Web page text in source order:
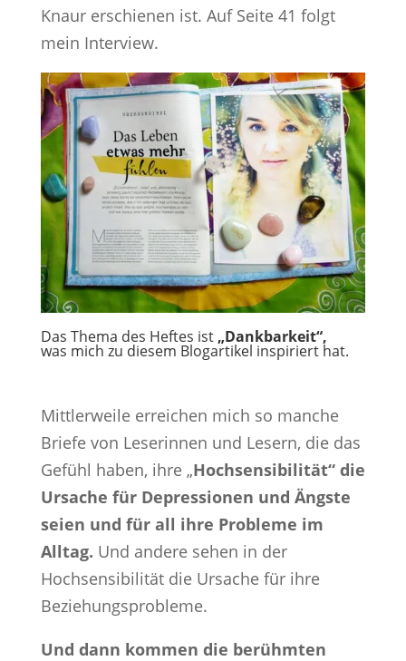
Knaur erschienen ist. Auf Seite 41 folgt
mein Interview.
Das Thema des Heftes ist „Dankbarkeit“,
was mich zu diesem Blogartikel inspiriert hat.
Mittlerweile erreichen mich so manche
Briefe von Leserinnen und Lesern, die das
Gefühl haben, ihre „Hochsensibilität“ die
Ursache für Depressionen und Ängste
seien und für all ihre Probleme im
Alltag. Und andere sehen in der
Hochsensibilität die Ursache für ihre
Beziehungsprobleme.
Und dann kommen die berühmten